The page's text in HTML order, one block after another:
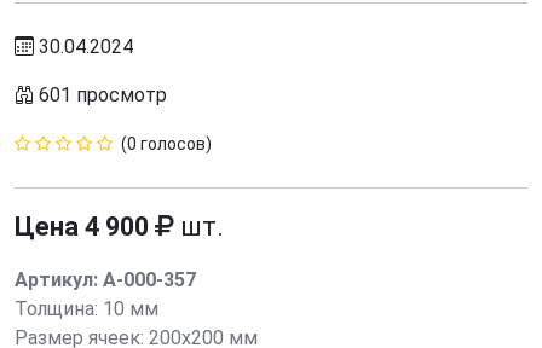
30.04.2024
601 просмотр
(0 голосов)
Цена 4 900 шт.
Артикул: А-000-357
Толщина: 10 мм
Размер ячеек: 200х200 мм